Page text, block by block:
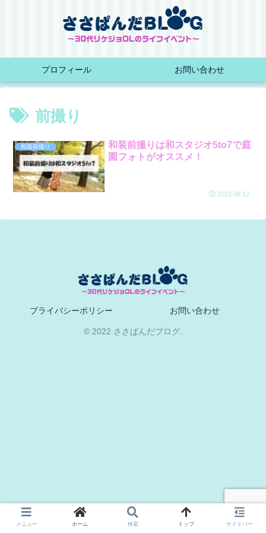
プロフィール お問い合わせ
前撮り
和装前撮り
和装前撮りは和スタジオ5to7で庭
園フォトがオススメ！
2022.08.12
プライバシーポリシー お問い合わせ
© 2022 ささぱんだブログ.
メニュー ホーム 検索 トップ サイドバー